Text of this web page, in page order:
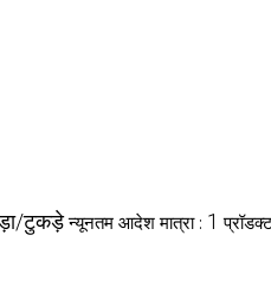
टुकड़े न्यूनतम आदेश मात्रा : 1